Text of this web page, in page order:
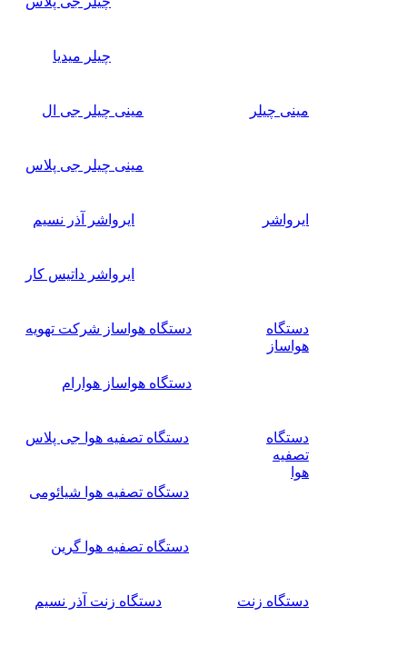
چیلر میدیا
مینی چیلر مینی چیلر جی ال
مینی چیلر جی پلاس
ایرواشر ایرواشر آذر نسیم
ایرواشر داتیس کار
دستگاه
هواساز
دستگاه هواساز شرکت تهویه
دستگاه هواساز هوارام
دستگاه
تصفیه
هوا
دستگاه تصفیه هوا جی پلاس
دستگاه تصفیه هوا شیائومی
دستگاه تصفیه هوا گرین
دستگاه زنت دستگاه زنت آذر نسیم